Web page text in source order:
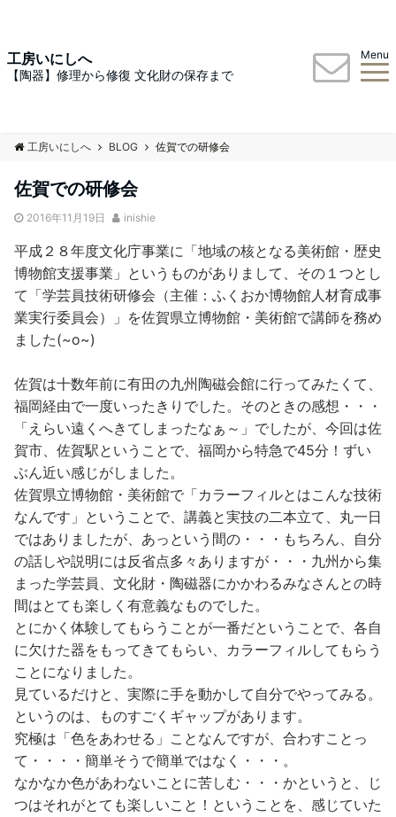
工房いにしへ
【陶器】修理から修復 文化財の保存まで
Menu
工房いにしへ BLOG 佐賀での研修会
佐賀での研修会
2016年11月19日 inishie
平成２８年度文化庁事業に「地域の核となる美術館・歴史
博物館支援事業」というものがありまして、その１つとし
て「学芸員技術研修会（主催：ふくおか博物館人材育成事
業実行委員会）」を佐賀県立博物館・美術館で講師を務め
ました(~o~)
佐賀は十数年前に有田の九州陶磁会館に行ってみたくて、
福岡経由で一度いったきりでした。そのときの感想・・・
「えらい遠くへきてしまったなぁ～」でしたが、今回は佐
賀市、佐賀駅ということで、福岡から特急で45分！ずい
ぶん近い感じがしました。
佐賀県立博物館・美術館で「カラーフィルとはこんな技術
なんです」ということで、講義と実技の二本立て、丸一日
ではありましたが、あっという間の・・・もちろん、自分
の話しや説明には反省点多々ありますが・・・九州から集
まった学芸員、文化財・陶磁器にかかわるみなさんとの時
間はとても楽しく有意義なものでした。
とにかく体験してもらうことが一番だということで、各自
に欠けた器をもってきてもらい、カラーフィルしてもらう
ことになりました。
見ているだけと、実際に手を動かして自分でやってみる。
というのは、ものすごくギャップがあります。
究極は「色をあわせる」ことなんですが、合わすことっ
て・・・・簡単そうで簡単ではなく・・・。
なかなか色があわないことに苦しむ・・・かというと、じ
つはそれがとても楽しいこと！ということを、感じていた